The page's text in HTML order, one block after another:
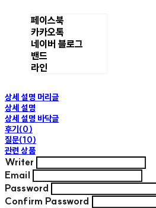
페이스북
카카오톡
네이버 블로그
밴드
라인
상세 설명 머리글
상세 설명
상세 설명 바닥글
후기(0)
질문(10)
관련 상품
Writer
Email
Password
Confirm Password